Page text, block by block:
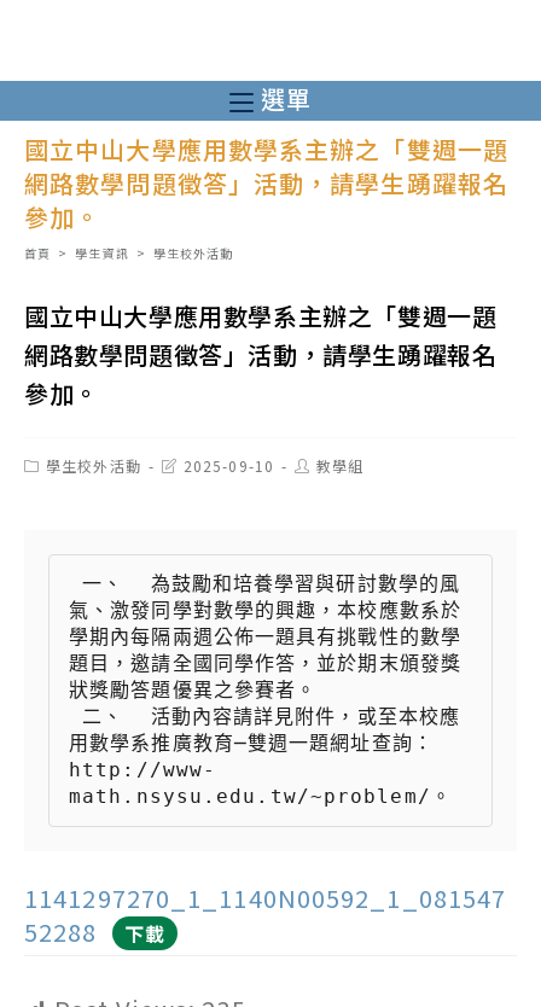
至
主
內
選單
國立中山大學應用數學系主辦之「雙週一題
網路數學問題徵答」活動，請學生踴躍報名
參加。
首頁 > 學生資訊 > 學生校外活動
國立中山大學應用數學系主辦之「雙週一題
網路數學問題徵答」活動，請學生踴躍報名
參加。
Post學生校外活動
Post2025-09-10
Post教學組
一、  為鼓勵和培養學習與研討數學的風
氣、激發同學對數學的興趣，本校應數系於
學期內每隔兩週公佈一題具有挑戰性的數學
題目，邀請全國同學作答，並於期末頒發獎
狀獎勵答題優異之參賽者。
用數學系推廣教育─雙週一題網址查詢：
http://www-
1141297270_1_1140N00592_1_081547
52288
下載